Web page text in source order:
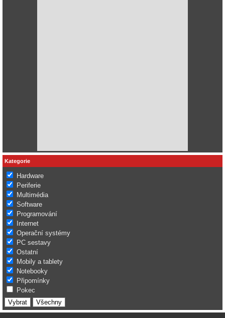
Kategorie
Hardware
Periferie
Multimédia
Software
Programování
Internet
Operační systémy
PC sestavy
Ostatní
Mobily a tablety
Notebooky
Připomínky
Pokec